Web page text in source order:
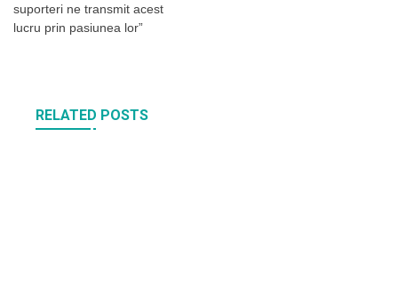
suporteri ne transmit acest
lucru prin pasiunea lor”
RELATED POSTS